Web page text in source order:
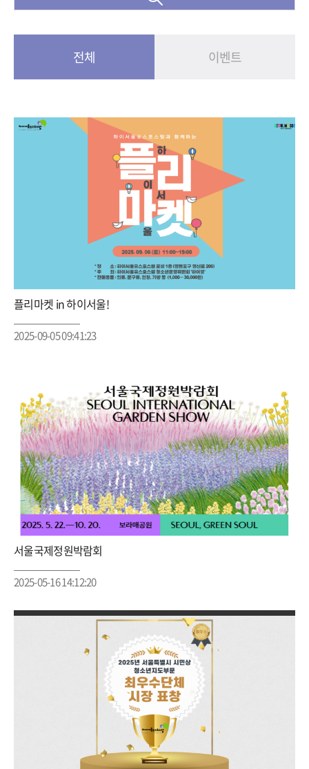
예약
전체 이벤트
플리마켓 in 하이서울!
2025-09-05 09:41:23
서울국제정원박람회
2025-05-16 14:12:20